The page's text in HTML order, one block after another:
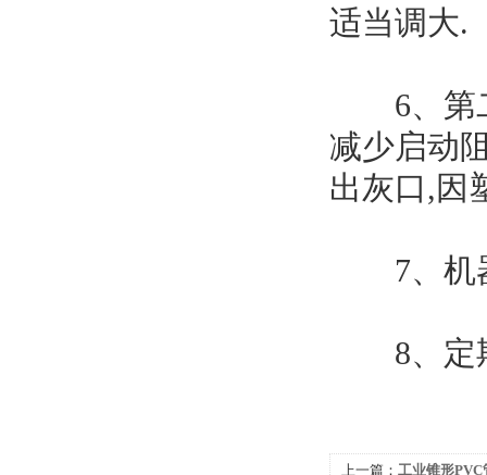
适当调大.
6、第二
减少启动
出灰口,因
7、机
8、定期
上一篇： 工业锥形